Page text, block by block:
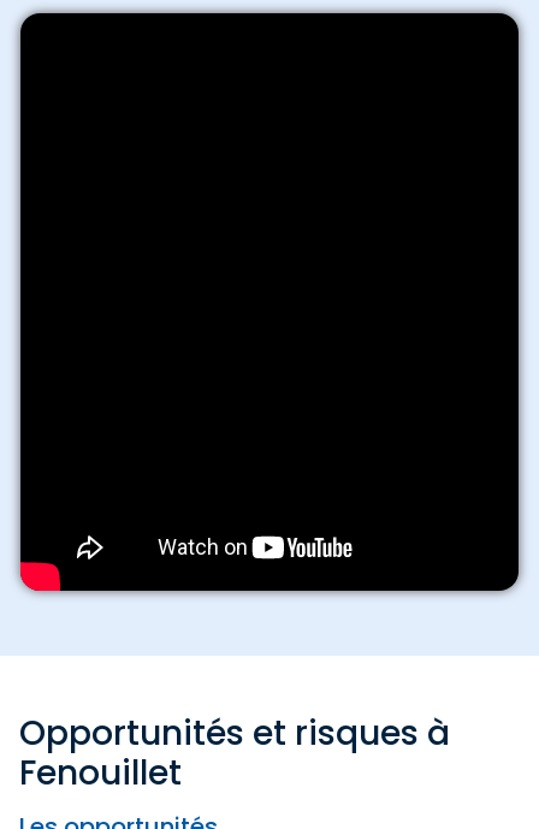
Opportunités et risques à
Fenouillet